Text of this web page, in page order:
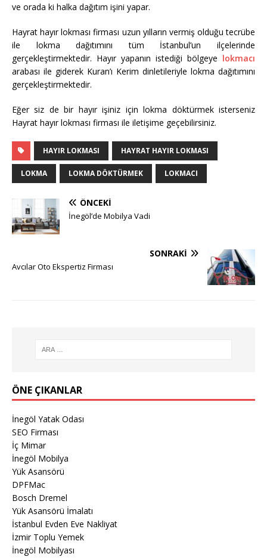
ve orada ki halka dağıtım işini yapar.
Hayrat hayır lokması firması uzun yılların vermiş olduğu tecrübe
ile lokma dağıtımını tüm İstanbul’un ilçelerinde
gerçekleştirmektedir. Hayır yapanın istediği bölgeye lokmacı
arabası ile giderek Kuran’ı Kerim dinletileriyle lokma dağıtımını
gerçekleştirmektedir.
Eğer siz de bir hayır işiniz için lokma döktürmek isterseniz
Hayrat hayır lokması firması ile iletişime geçebilirsiniz.
HAYIR LOKMASI HAYRAT HAYIR LOKMASI
LOKMA LOKMA DÖKTÜRMEK LOKMACI
ÖNCEKI
İnegöl’de Mobilya Vadi
SONRAKI
Avcılar Oto Ekspertiz Firması
ÖNE ÇIKANLAR
İnegöl Yatak Odası
SEO Firması
İç Mimar
İnegöl Mobilya
Yük Asansörü
DPFMac
Bosch Dremel
Yük Asansörü İmalatı
İstanbul Evden Eve Nakliyat
İzmir Toplu Yemek
İnegöl Mobilyası